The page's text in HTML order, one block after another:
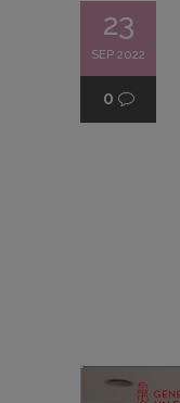
23
SEP 2022
0